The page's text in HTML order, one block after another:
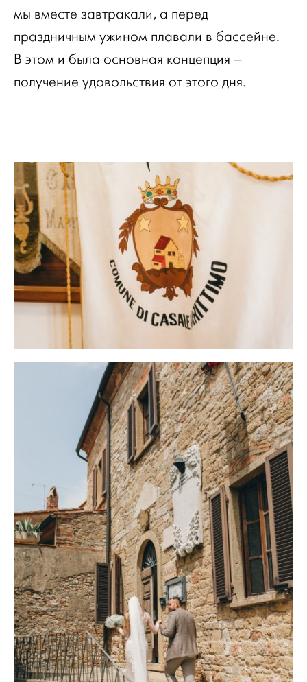
мы вместе завтракали, а перед
праздничным ужином плавали в бассейне.
В этом и была основная концепция –
получение удовольствия от этого дня.